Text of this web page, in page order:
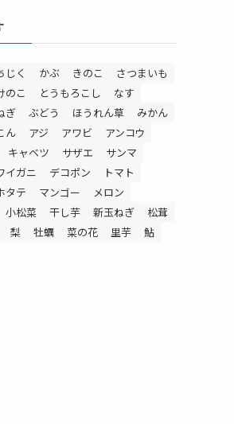
じく かぶ きのこ
さつまいも
のこ とうもろこし
なす
ぎ ぶどう ほうれん草
みかん
ん アジ アワビ
アンコウ
キャベツ サザエ
サンマ
イガニ デコポン
トマト
タテ マンゴー
メロン
小松菜 干し芋 新玉ねぎ
松茸
梨 牡蠣 菜の花 里芋 鮎